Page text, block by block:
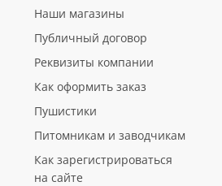
Наши магазины
Публичный договор
Реквизиты компании
Как оформить заказ
Пушистики
Питомникам и заводчикам
Как зарегистрироваться
на сайте